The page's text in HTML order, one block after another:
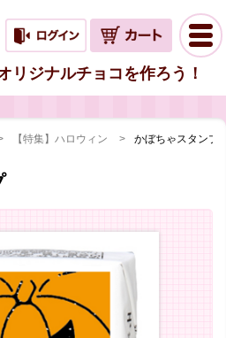
リジナルチョコを作ろう！
【特集】ハロウィン かぼちゃスタンプ